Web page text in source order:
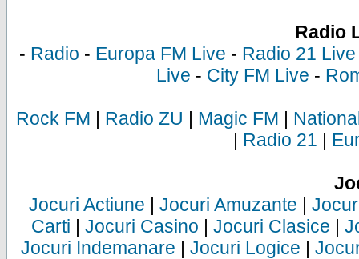
Radio
- Radio - Europa FM Live - Radio 21 Live
Live - City FM Live -
Rock FM | Radio ZU | Magic FM |
| Radio 21 |
Jocuri Actiune | Jocuri Amuzante |
Carti | Jocuri Casino | Jocuri Clasice |
Jocuri Indemanare | Jocuri Logice |